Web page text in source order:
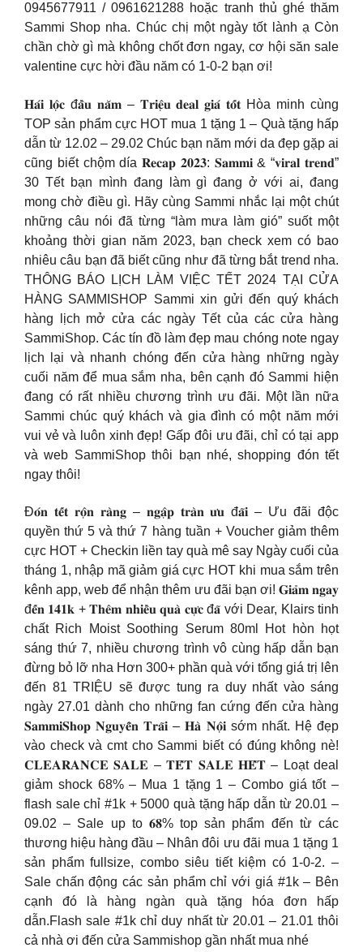
0945677911 / 0961621288 hoặc tranh thủ ghé thăm
Sammi Shop nha. Chúc chị một ngày tốt lành ạ Còn
chần chờ gì mà không chốt đơn ngay, cơ hội săn sale
valentine cực hời đầu năm có 1-0-2 bạn ơi!
𝐇𝐚́𝐢 𝐥𝐨̣̂𝐜 đ𝐚̂̀𝐮 𝐧𝐚̆𝐦 – 𝐓𝐫𝐢𝐞̣̂𝐮 𝐝𝐞𝐚𝐥 𝐠𝐢𝐚́ 𝐭𝐨̂́𝐭 Hòa minh cùng
TOP sản phẩm cực HOT mua 1 tặng 1 – Quà tặng hấp
dẫn từ 12.02 – 29.02 Chúc bạn năm mới da đẹp gặp ai
cũng biết chộm día 𝐑𝐞𝐜𝐚𝐩 𝟐𝟎𝟐𝟑: 𝐒𝐚𝐦𝐦𝐢 & “𝐯𝐢𝐫𝐚𝐥 𝐭𝐫𝐞𝐧𝐝”
30 Tết bạn mình đang làm gì đang ở với ai, đang
mong chờ điều gì. Hãy cùng Sammi nhắc lại một chút
những câu nói đã từng “làm mưa làm gió” suốt một
khoảng thời gian năm 2023, bạn check xem có bao
nhiêu câu bạn đã biết cũng như đã từng bắt trend nha.
THÔNG BÁO LỊCH LÀM VIỆC TẾT 2024 TẠI CỬA
HÀNG SAMMISHOP Sammi xin gửi đến quý khách
hàng lịch mở cửa các ngày Tết của các cửa hàng
SammiShop. Các tín đồ làm đẹp mau chóng note ngay
lịch lại và nhanh chóng đến cửa hàng những ngày
cuối năm để mua sắm nha, bên cạnh đó Sammi hiện
đang có rất nhiều chương trình ưu đãi. Một lần nữa
Sammi chúc quý khách và gia đình có một năm mới
vui vẻ và luôn xinh đẹp! Gấp đôi ưu đãi, chỉ có tại app
và web SammiShop thôi bạn nhé, shopping đón tết
ngay thôi!
Đ𝐨́𝐧 𝐭𝐞̂́𝐭 𝐫𝐨̣̂𝐧 𝐫𝐚̀𝐧𝐠 – 𝐧𝐠𝐚̣̂𝐩 𝐭𝐫𝐚̀𝐧 𝐮̛𝐮 đ𝐚̃𝐢 – Ưu đãi độc
quyền thứ 5 và thứ 7 hàng tuần + Voucher giảm thêm
cực HOT + Checkin liền tay quà mê say Ngày cuối của
tháng 1, nhập mã giảm giá cực HOT khi mua sắm trên
kênh app, web để nhận thêm ưu đãi bạn ơi! 𝐆𝐢𝐚̉𝐦 𝐧𝐠𝐚𝐲
đ𝐞̂́𝐧 𝟏𝟒𝟏𝐤 + 𝐓𝐡𝐞̂𝐦 𝐧𝐡𝐢𝐞̂̀𝐮 𝐪𝐮𝐚̀ 𝐜𝐮̛̣𝐜 đ𝐚̃ với Dear, Klairs tinh
chất Rich Moist Soothing Serum 80ml Hot hòn họt
sáng thứ 7, nhiều chương trình vô cùng hấp dẫn bạn
đừng bỏ lỡ nha Hơn 300+ phần quà với tổng giá trị lên
đến 81 TRIỆU sẽ được tung ra duy nhất vào sáng
ngày 27.01 dành cho những fan cứng đến cửa hàng
𝐒𝐚𝐦𝐦𝐢𝐒𝐡𝐨𝐩 𝐍𝐠𝐮𝐲𝐞̂̃𝐧 𝐓𝐫𝐚̃𝐢 – 𝐇𝐚̀ 𝐍𝐨̣̂𝐢 sớm nhất. Hệ đẹp
vào check và cmt cho Sammi biết có đúng không nè!
𝐂𝐋𝐄𝐀𝐑𝐀𝐍𝐂𝐄 𝐒𝐀𝐋𝐄 – 𝐓𝐄̂́𝐓 𝐒𝐀𝐋𝐄 𝐇𝐄̂́𝐓 – Loạt deal
giảm shock 68% – Mua 1 tặng 1 – Combo giá tốt –
flash sale chỉ #1k + 5000 quà tặng hấp dẫn từ 20.01 –
09.02 – Sale up to 𝟔𝟖% top sản phẩm đến từ các
thương hiệu hàng đầu – Nhân đôi ưu đãi mua 1 tặng 1
sản phẩm fullsize, combo siêu tiết kiệm có 1-0-2. –
Sale chấn động các sản phẩm chỉ với giá #1k – Bên
cạnh đó là hàng ngàn quà tặng hóa đơn hấp
dẫn.Flash sale #1k chỉ duy nhất từ 20.01 – 21.01 thôi
cả nhà ơi đến cửa Sammishop gần nhất mua nhé